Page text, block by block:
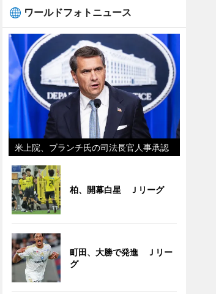
ワールドフォトニュース
米上院、ブランチ氏の司法長官人事承認
柏、開幕白星 Ｊリーグ
町田、大勝で発進 Ｊリー
グ